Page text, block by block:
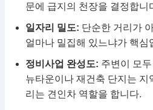
문에 급지의 천장을 결정합니
일자리 밀도: 단순한 거리가
얼마나 밀집해 있느냐가 핵심
정비사업 완성도: 주변이 모
뉴타운이나 재건축 단지는 지
리는 견인차 역할을 합니다.